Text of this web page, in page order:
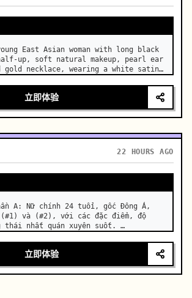
East Asian woman with long black
up, soft natural makeup, pearl ear
necklace, wearing a white satin
立即体验
22 HOURS AGO
A: Nữ chính 24 tuổi, gốc Đông Á,
(#1) và (#2), với các đặc điểm, độ
thái nhất quán xuyên suốt. …
立即体验